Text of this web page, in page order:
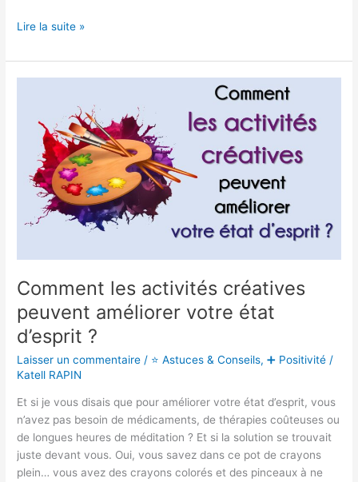
Lire la suite »
Comment les activités créatives
peuvent améliorer votre état
d’esprit ?
Laisser un commentaire / ⭐ Astuces & Conseils,➕ Positivité /
Katell RAPIN
Et si je vous disais que pour améliorer votre état d’esprit, vous
n’avez pas besoin de médicaments, de thérapies coûteuses ou
de longues heures de méditation ? Et si la solution se trouvait
juste devant vous. Oui, vous savez dans ce pot de crayons
plein… vous avez des crayons colorés et des pinceaux à ne
activités
créatives
peuvent
améliorer
votre
d’esprit ?